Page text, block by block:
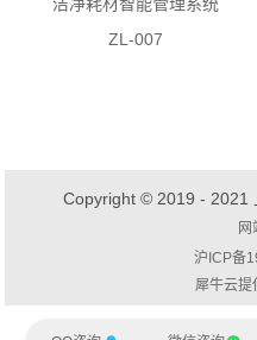
ZL-007
Copyright © 2019 - 2021
网
沪ICP备
犀牛云提